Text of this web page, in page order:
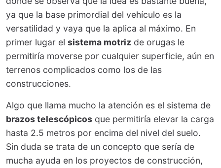
ya que la base primordial del vehículo es la
versatilidad y vaya que la aplica al máximo. En
primer lugar el sistema motriz de orugas le
permitiría moverse por cualquier superficie, aún en
terrenos complicados como los de las
construcciones.
Algo que llama mucho la atención es el sistema de
brazos telescópicos que permitiría elevar la carga
hasta 2.5 metros por encima del nivel del suelo.
Sin duda se trata de un concepto que sería de
mucha ayuda en los proyectos de construcción,